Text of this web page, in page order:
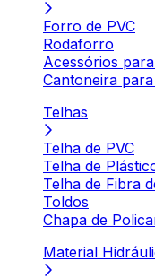
Forro de PVC
Rodaforro
Acessórios
Cantoneira
Telhas
Telha de PVC
Telha de
Telha de Fibra
Toldos
Chapa de
Material